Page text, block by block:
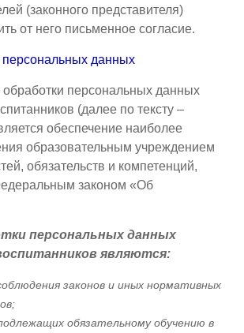
(законного представителя)
от него письменное согласие.
персональных данных
персональных данных
(далее по тексту –
обеспечение наиболее
образовательным учреждением
обязательств и компетенций,
законом «Об
персональных данных
являются:
законов и иных нормативных
обязательному обучению в